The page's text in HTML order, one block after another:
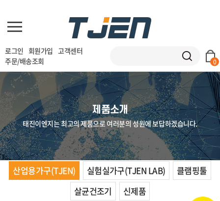
로그인 회원가입
고객센터
주문/배송조회
0
제품소개
태진이엔지는 최고의 제품으로 여러분의 성원에 보답하겠습니다.
산업용가구(TJEN) 실험실가구(TJEN LAB)
클램핑툴
살균건조기
신제품